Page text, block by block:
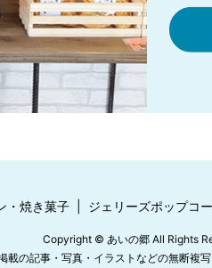
・焼き菓子 ジェリーズポップコ
Copyright © あいの郷 All Rights
掲載の記事・写真・イラストなどの無断複